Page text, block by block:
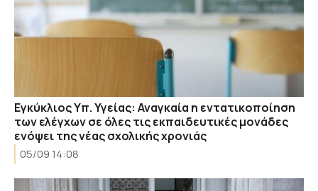
Εγκύκλιος Υπ. Υγείας: Αναγκαία η εντατικοποίηση
των ελέγχων σε όλες τις εκπαιδευτικές μονάδες
ενόψει της νέας σχολικής χρονιάς
05/09 14:08